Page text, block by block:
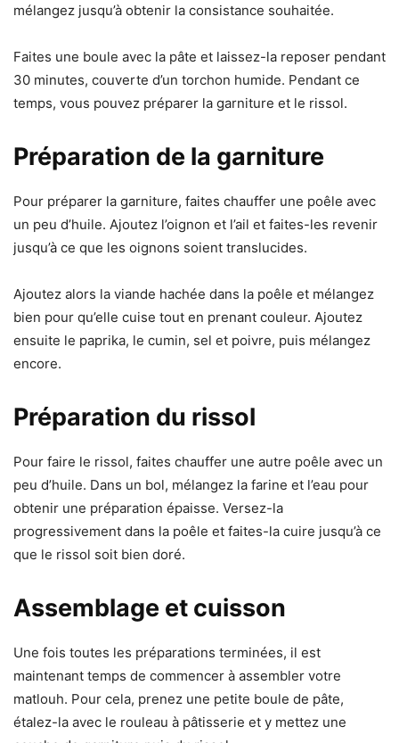
mélangez jusqu’à obtenir la consistance souhaitée.
Faites une boule avec la pâte et laissez-la reposer pendant
30 minutes, couverte d’un torchon humide. Pendant ce
temps, vous pouvez préparer la garniture et le rissol.
Préparation de la garniture
Pour préparer la garniture, faites chauffer une poêle avec
un peu d’huile. Ajoutez l’oignon et l’ail et faites-les revenir
jusqu’à ce que les oignons soient translucides.
Ajoutez alors la viande hachée dans la poêle et mélangez
bien pour qu’elle cuise tout en prenant couleur. Ajoutez
ensuite le paprika, le cumin, sel et poivre, puis mélangez
encore.
Préparation du rissol
Pour faire le rissol, faites chauffer une autre poêle avec un
peu d’huile. Dans un bol, mélangez la farine et l’eau pour
obtenir une préparation épaisse. Versez-la
progressivement dans la poêle et faites-la cuire jusqu’à ce
que le rissol soit bien doré.
Assemblage et cuisson
Une fois toutes les préparations terminées, il est
maintenant temps de commencer à assembler votre
matlouh. Pour cela, prenez une petite boule de pâte,
étalez-la avec le rouleau à pâtisserie et y mettez une